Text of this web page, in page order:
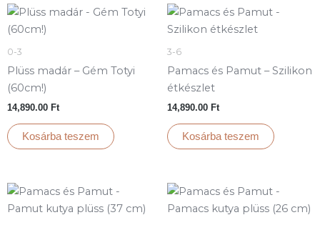
0-3
Plüss madár – Gém Totyi
(60cm!)
14,890.00 Ft
Kosárba teszem
3-6
Pamacs és Pamut – Szilikon
étkészlet
14,890.00 Ft
Kosárba teszem